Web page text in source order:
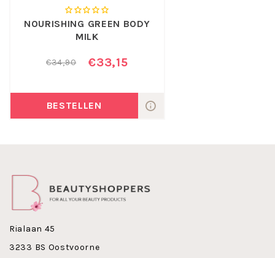
In deze lijn is ook de Webecos Nourishing Green Body
Lotion 500 ml leverbaar.
NOURISHING GREEN BODY
MILK
€34,90 €33,15
BESTELLEN
Rialaan 45
3233 BS Oostvoorne